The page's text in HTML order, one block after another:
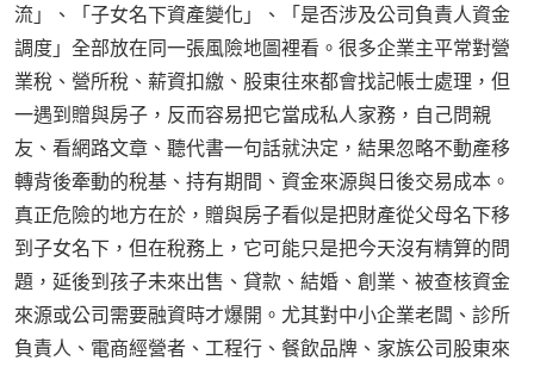
流」、「子女名下資產變化」、「是否涉及公司負責人資金
調度」全部放在同一張風險地圖裡看。很多企業主平常對營
業稅、營所稅、薪資扣繳、股東往來都會找記帳士處理，但
一遇到贈與房子，反而容易把它當成私人家務，自己問親
友、看網路文章、聽代書一句話就決定，結果忽略不動產移
轉背後牽動的稅基、持有期間、資金來源與日後交易成本。
真正危險的地方在於，贈與房子看似是把財產從父母名下移
到子女名下，但在稅務上，它可能只是把今天沒有精算的問
題，延後到孩子未來出售、貸款、結婚、創業、被查核資金
來源或公司需要融資時才爆開。尤其對中小企業老闆、診所
負責人、電商經營者、工程行、餐飲品牌、家族公司股東來